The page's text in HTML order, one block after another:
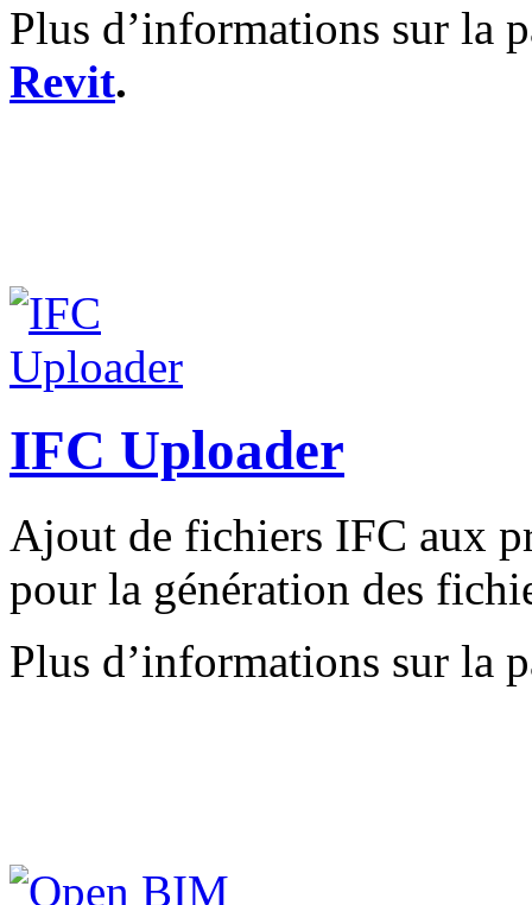
Plus d’informations sur la
Revit.
IFC Uploader
Ajout de fichiers IFC aux
pour la génération des
Plus d’informations sur la